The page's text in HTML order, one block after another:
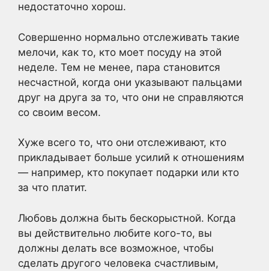
недостаточно хорош.
Совершенно нормально отслеживать такие
мелочи, как то, кто моет посуду на этой
неделе. Тем не менее, пара становится
несчастной, когда они указывают пальцами
друг на друга за то, что они не справляются
со своим весом.
Хуже всего то, что они отслеживают, кто
прикладывает больше усилий к отношениям
— например, кто покупает подарки или кто
за что платит.
Любовь должна быть бескорыстной. Когда
вы действительно любите кого-то, вы
должны делать все возможное, чтобы
сделать другого человека счастливым,